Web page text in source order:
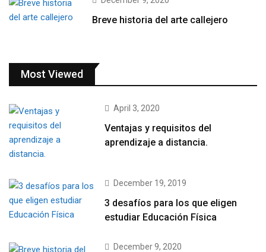
Breve historia del arte callejero
Most Viewed
April 3, 2020
Ventajas y requisitos del
aprendizaje a distancia.
December 19, 2019
3 desafíos para los que eligen
estudiar Educación Física
December 9, 2020